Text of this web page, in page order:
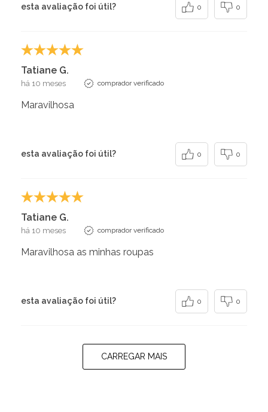
esta avaliação foi útil? 0 0
Tatiane G.
há 10 meses comprador verificado
Maravilhosa
esta avaliação foi útil? 0 0
Tatiane G.
há 10 meses comprador verificado
Maravilhosa as minhas roupas
esta avaliação foi útil? 0 0
CARREGAR MAIS